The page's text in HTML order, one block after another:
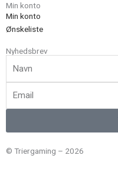
Min konto
Min konto
Ønskeliste
Nyhedsbrev
© Triergaming – 2026